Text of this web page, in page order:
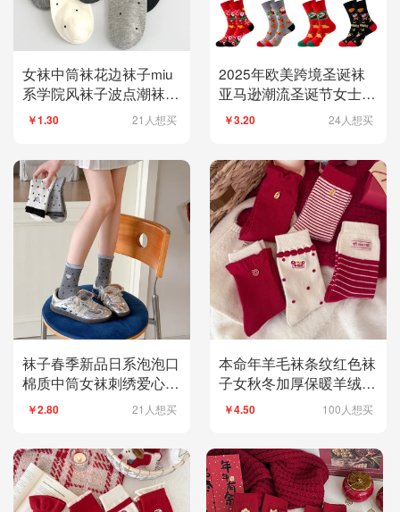
女袜中筒袜花边袜子miu
系学院风袜子波点潮袜透
气棉袜时尚百搭款
￥1.30 21人想买
2025年欧美跨境圣诞袜
亚马逊潮流圣诞节女士中
筒袜ins潮牌男袜子
￥3.20 24人想买
袜子春季新品日系泡泡口
棉质中筒女袜刺绣爱心蝴
蝶结撞色圆点
￥2.80 21人想买
本命年羊毛袜条纹红色袜
子女秋冬加厚保暖羊绒配
饰新年韩版堆堆袜
￥4.50 100人想买